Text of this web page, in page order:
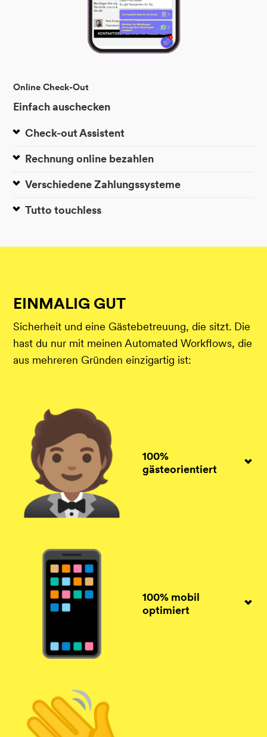
Online Check-Out
Einfach auschecken
Check-out Assistent
Rechnung online bezahlen
Verschiedene Zahlungssysteme
Tutto touchless
EINMALIG GUT
Sicherheit und eine Gästebetreuung, die sitzt. Die
hast du nur mit meinen Automated Workflows, die
aus mehreren Gründen einzigartig ist:
100%
gästeorientiert
100% mobil
optimiert